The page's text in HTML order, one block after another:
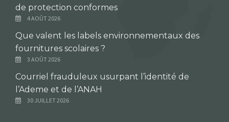
de protection conformes
4 AOÛT 2026
Que valent les labels environnementaux des
fournitures scolaires ?
3 AOÛT 2026
Courriel frauduleux usurpant l’identité de
l’Ademe et de l’ANAH
30 JUILLET 2026